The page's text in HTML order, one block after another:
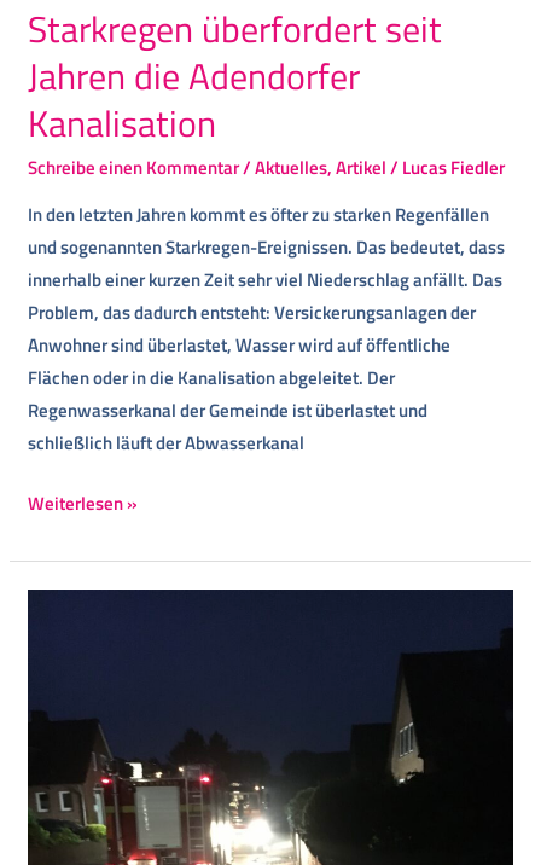
Starkregen überfordert seit
Jahren die Adendorfer
Kanalisation
Schreibe einen Kommentar/Aktuelles,Artikel/ Lucas Fiedler
In den letzten Jahren kommt es öfter zu starken Regenfällen
und sogenannten Starkregen-Ereignissen. Das bedeutet, dass
innerhalb einer kurzen Zeit sehr viel Niederschlag anfällt. Das
Problem, das dadurch entsteht: Versickerungsanlagen der
Anwohner sind überlastet, Wasser wird auf öffentliche
Flächen oder in die Kanalisation abgeleitet. Der
Regenwasserkanal der Gemeinde ist überlastet und
schließlich läuft der Abwasserkanal
Weiterlesen »
Adendorf
und
Erbstorf